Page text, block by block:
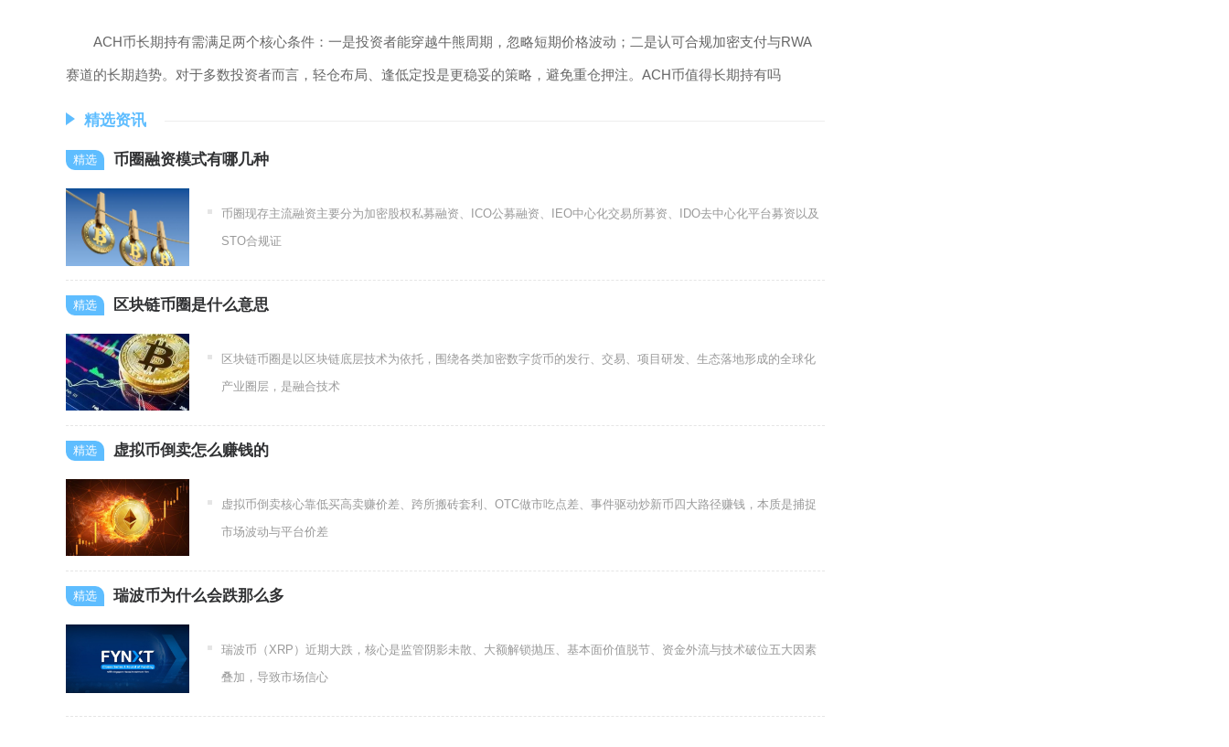
ACH币长期持有需满足两个核心条件：一是投资者能穿越牛熊周期，忽略短期价格波动；二是认可合规加密支付与RWA
赛道的长期趋势。对于多数投资者而言，轻仓布局、逢低定投是更稳妥的策略，避免重仓押注。ACH币值得长期持有吗
精选资讯
币圈融资模式有哪几种
币圈现存主流融资主要分为加密股权私募融资、ICO公募融资、IEO中心化交易所募资、IDO去中心化平台募资以及
STO合规证
区块链币圈是什么意思
区块链币圈是以区块链底层技术为依托，围绕各类加密数字货币的发行、交易、项目研发、生态落地形成的全球化
产业圈层，是融合技术
虚拟币倒卖怎么赚钱的
虚拟币倒卖核心靠低买高卖赚价差、跨所搬砖套利、OTC做市吃点差、事件驱动炒新币四大路径赚钱，本质是捕捉
市场波动与平台价差
瑞波币为什么会跌那么多
瑞波币（XRP）近期大跌，核心是监管阴影未散、大额解锁抛压、基本面价值脱节、资金外流与技术破位五大因素
叠加，导致市场信心